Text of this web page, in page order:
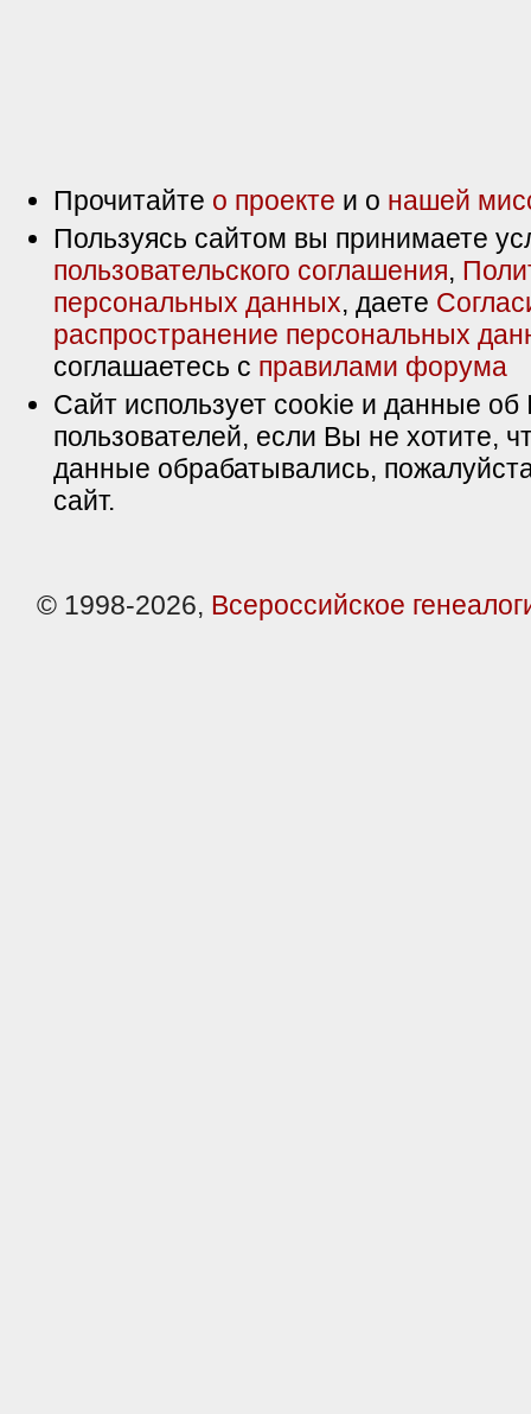
Прочитайте о проекте и о нашей
Пользуясь сайтом вы принимаете
пользовательского соглашения,
персональных данных, даете
распространение персональных
соглашаетесь с правилами форума
Сайт использует cookie и данные об
пользователей, если Вы не хотите,
данные обрабатывались,
сайт.
© 1998-2026, Всероссийское